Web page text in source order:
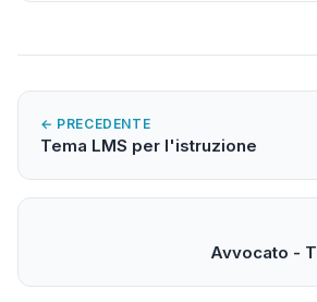
← PRECEDENTE
Tema LMS per l'istruzione
Avvocato -